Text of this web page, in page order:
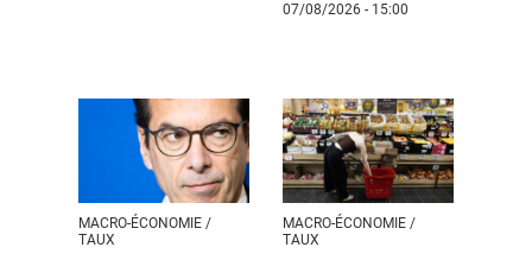
07/08/2026 - 15:00
MACRO-ÉCONOMIE /
TAUX
MACRO-ÉCONOMIE /
TAUX